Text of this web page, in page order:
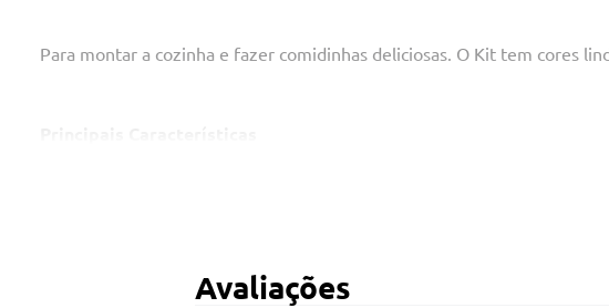
Para montar a cozinha e fazer comidinhas deliciosas. O Kit tem cores
1 Panelinha com tampaAvaliações